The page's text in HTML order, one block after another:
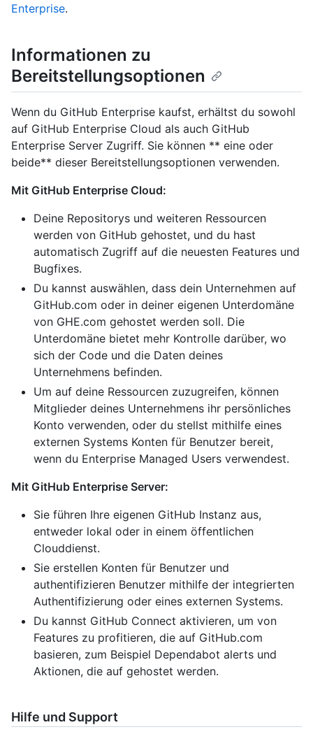
Enterprise.
Informationen zu
Bereitstellungsoptionen
Wenn du GitHub Enterprise kaufst, erhältst du sowohl
auf GitHub Enterprise Cloud als auch GitHub
Enterprise Server Zugriff. Sie können ** eine oder
beide** dieser Bereitstellungsoptionen verwenden.
Mit GitHub Enterprise Cloud:
Deine Repositorys und weiteren Ressourcen
werden von GitHub gehostet, und du hast
automatisch Zugriff auf die neuesten Features und
Bugfixes.
Du kannst auswählen, dass dein Unternehmen auf
GitHub.com oder in deiner eigenen Unterdomäne
von GHE.com gehostet werden soll. Die
Unterdomäne bietet mehr Kontrolle darüber, wo
sich der Code und die Daten deines
Unternehmens befinden.
Um auf deine Ressourcen zuzugreifen, können
Mitglieder deines Unternehmens ihr persönliches
Konto verwenden, oder du stellst mithilfe eines
externen Systems Konten für Benutzer bereit,
wenn du Enterprise Managed Users verwendest.
Mit GitHub Enterprise Server:
Sie führen Ihre eigenen GitHub Instanz aus,
entweder lokal oder in einem öffentlichen
Clouddienst.
Sie erstellen Konten für Benutzer und
authentifizieren Benutzer mithilfe der integrierten
Authentifizierung oder eines externen Systems.
Du kannst GitHub Connect aktivieren, um von
Features zu profitieren, die auf GitHub.com
basieren, zum Beispiel Dependabot alerts und
Aktionen, die auf gehostet werden.
Hilfe und Support